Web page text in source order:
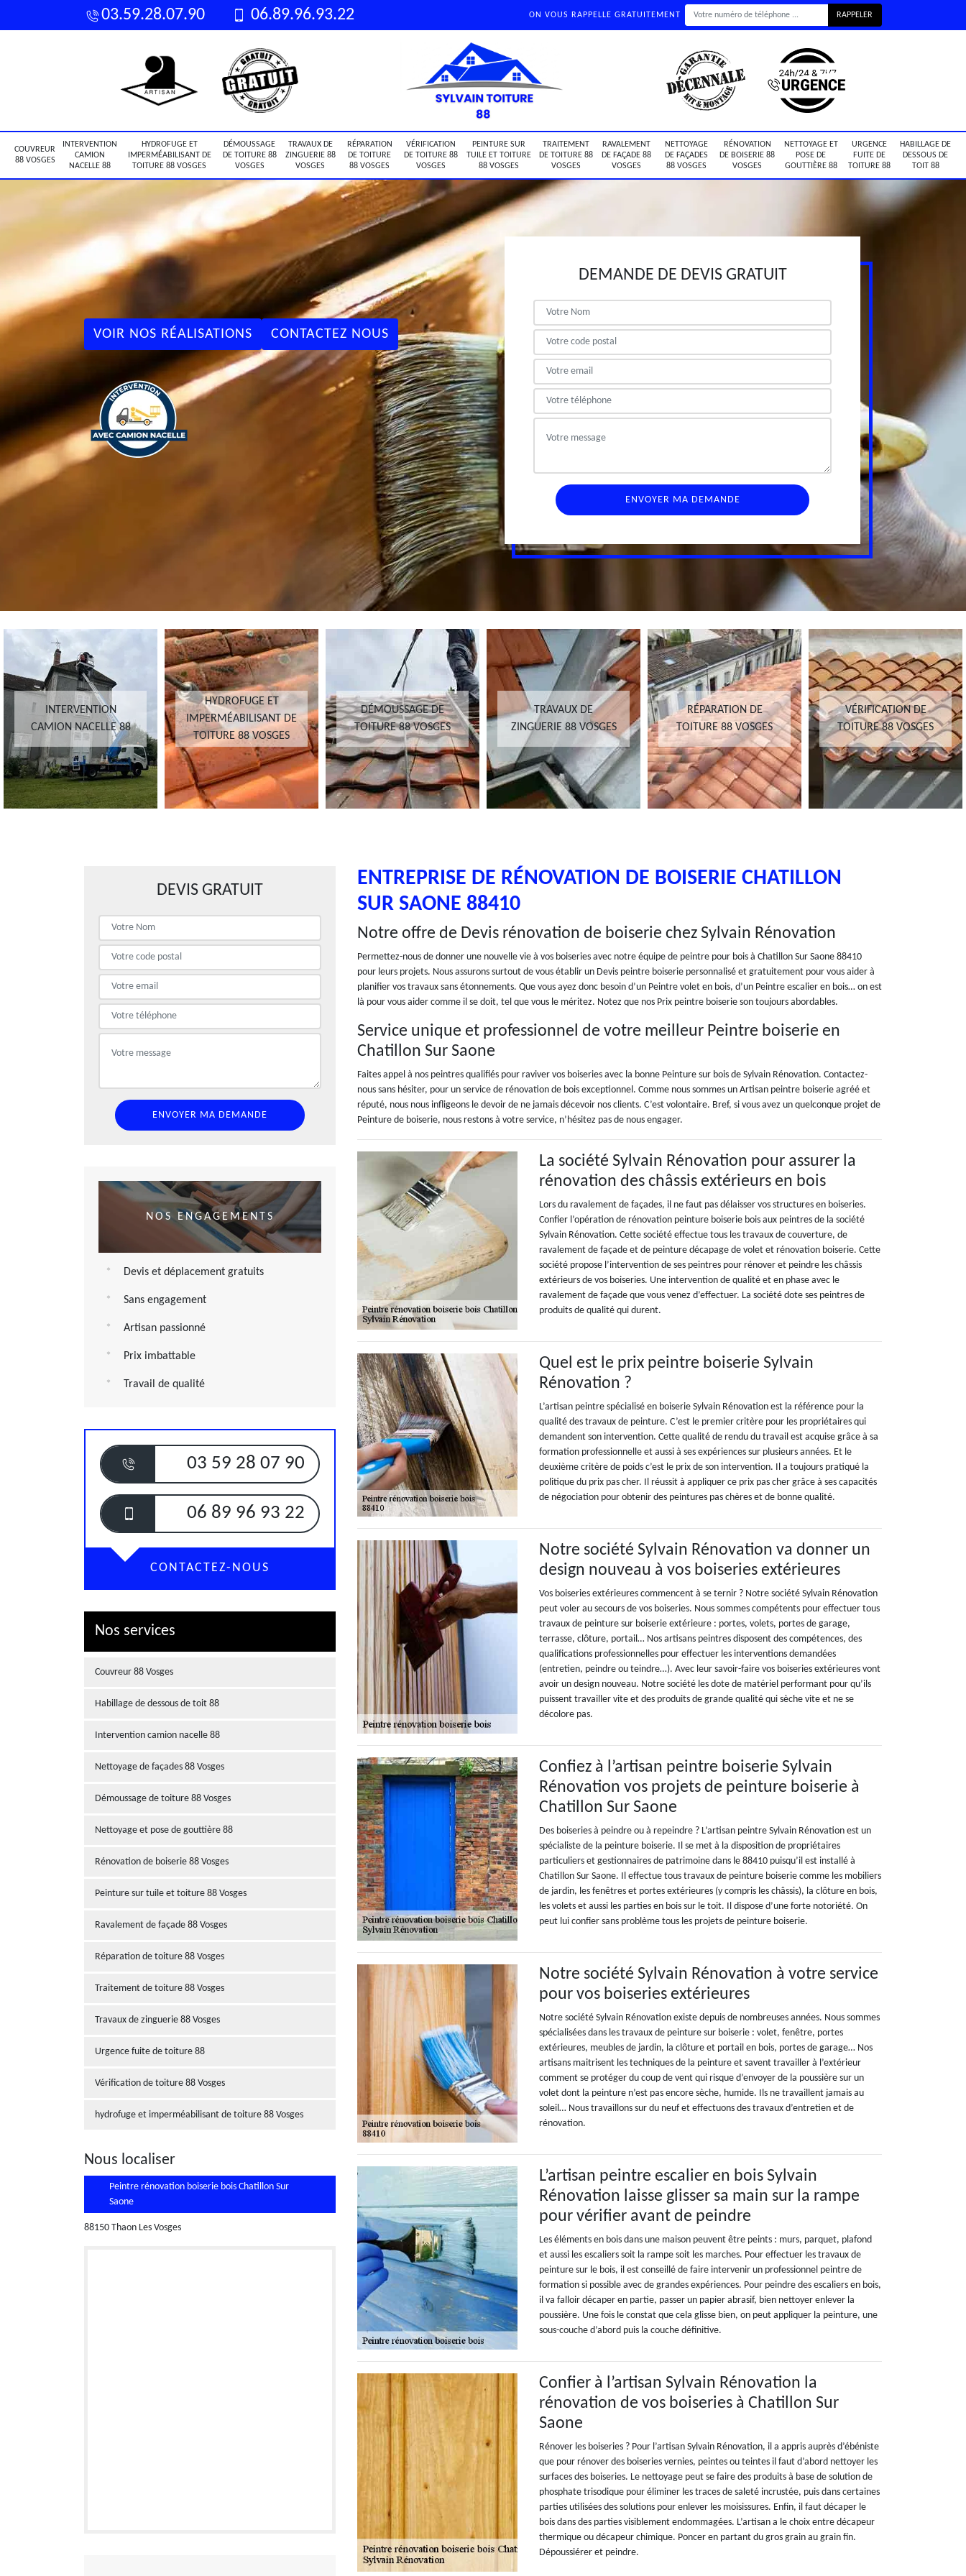
03.59.28.07.90 06.89.96.93.22 ON VOUS RAPPELLE GRATUITEMENT
COUVREUR
88 VOSGES
INTERVENTION
CAMION
NACELLE 88
HYDROFUGE ET
IMPERMÉABILISANT DE
TOITURE 88 VOSGES
DÉMOUSSAGE
DE TOITURE 88
VOSGES
TRAVAUX DE
ZINGUERIE 88
VOSGES
RÉPARATION
DE TOITURE
88 VOSGES
VÉRIFICATION
DE TOITURE 88
VOSGES
PEINTURE SUR
TUILE ET TOITURE
88 VOSGES
TRAITEMENT
DE TOITURE 88
VOSGES
RAVALEMENT
DE FAÇADE 88
VOSGES
NETTOYAGE
DE FAÇADES
88 VOSGES
RÉNOVATION
DE BOISERIE 88
VOSGES
NETTOYAGE ET
POSE DE
GOUTTIÈRE 88
URGENCE
FUITE DE
TOITURE 88
HABILLAGE DE
DESSOUS DE
TOIT 88
VOIR NOS RÉALISATIONS CONTACTEZ NOUS
DEMANDE DE DEVIS GRATUIT
INTERVENTION
CAMION NACELLE 88
HYDROFUGE ET
IMPERMÉABILISANT DE
TOITURE 88 VOSGES
DÉMOUSSAGE DE
TOITURE 88 VOSGES
TRAVAUX DE
ZINGUERIE 88 VOSGES
RÉPARATION DE
TOITURE 88 VOSGES
VÉRIFICATION DE
TOITURE 88 VOSGES
DEVIS GRATUIT
NOS ENGAGEMENTS
Devis et déplacement gratuits
Sans engagement
Artisan passionné
Prix imbattable
Travail de qualité
03 59 28 07 90
06 89 96 93 22
CONTACTEZ-NOUS
Nos services
Couvreur 88 Vosges
Habillage de dessous de toit 88
Intervention camion nacelle 88
Nettoyage de façades 88 Vosges
Démoussage de toiture 88 Vosges
Nettoyage et pose de gouttière 88
Rénovation de boiserie 88 Vosges
Peinture sur tuile et toiture 88 Vosges
Ravalement de façade 88 Vosges
Réparation de toiture 88 Vosges
Traitement de toiture 88 Vosges
Travaux de zinguerie 88 Vosges
Urgence fuite de toiture 88
Vérification de toiture 88 Vosges
hydrofuge et imperméabilisant de toiture 88 Vosges
Nous localiser
Peintre rénovation boiserie bois Chatillon Sur
Saone
88150 Thaon Les Vosges
ENTREPRISE DE RÉNOVATION DE BOISERIE CHATILLON
SUR SAONE 88410
Notre offre de Devis rénovation de boiserie chez Sylvain Rénovation
Permettez-nous de donner une nouvelle vie à vos boiseries avec notre équipe de peintre pour bois à Chatillon Sur Saone 88410
pour leurs projets. Nous assurons surtout de vous établir un Devis peintre boiserie personnalisé et gratuitement pour vous aider à
planifier vos travaux sans étonnements. Que vous ayez donc besoin d’un Peintre volet en bois, d’un Peintre escalier en bois… on est
là pour vous aider comme il se doit, tel que vous le méritez. Notez que nos Prix peintre boiserie son toujours abordables.
Service unique et professionnel de votre meilleur Peintre boiserie en
Chatillon Sur Saone
Faites appel à nos peintres qualifiés pour raviver vos boiseries avec la bonne Peinture sur bois de Sylvain Rénovation. Contactez-
nous sans hésiter, pour un service de rénovation de bois exceptionnel. Comme nous sommes un Artisan peintre boiserie agréé et
réputé, nous nous infligeons le devoir de ne jamais décevoir nos clients. C’est volontaire. Bref, si vous avez un quelconque projet de
Peinture de boiserie, nous restons à votre service, n’hésitez pas de nous engager.
La société Sylvain Rénovation pour assurer la
rénovation des châssis extérieurs en bois
Lors du ravalement de façades, il ne faut pas délaisser vos structures en boiseries.
Confier l’opération de rénovation peinture boiserie bois aux peintres de la société
Sylvain Rénovation. Cette société effectue tous les travaux de couverture, de
ravalement de façade et de peinture décapage de volet et rénovation boiserie. Cette
société propose l’intervention de ses peintres pour rénover et peindre les châssis
extérieurs de vos boiseries. Une intervention de qualité et en phase avec le
ravalement de façade que vous venez d’effectuer. La société dote ses peintres de
produits de qualité qui durent.
Quel est le prix peintre boiserie Sylvain
Rénovation ?
L’artisan peintre spécialisé en boiserie Sylvain Rénovation est la référence pour la
qualité des travaux de peinture. C’est le premier critère pour les propriétaires qui
demandent son intervention. Cette qualité de rendu du travail est acquise grâce à sa
formation professionnelle et aussi à ses expériences sur plusieurs années. Et le
deuxième critère de poids c’est le prix de son intervention. Il a toujours pratiqué la
politique du prix pas cher. Il réussit à appliquer ce prix pas cher grâce à ses capacités
de négociation pour obtenir des peintures pas chères et de bonne qualité.
Notre société Sylvain Rénovation va donner un
design nouveau à vos boiseries extérieures
Vos boiseries extérieures commencent à se ternir ? Notre société Sylvain Rénovation
peut voler au secours de vos boiseries. Nous sommes compétents pour effectuer tous
travaux de peinture sur boiserie extérieure : portes, volets, portes de garage,
terrasse, clôture, portail… Nos artisans peintres disposent des compétences, des
qualifications professionnelles pour effectuer les interventions demandées
(entretien, peindre ou teindre…). Avec leur savoir-faire vos boiseries extérieures vont
avoir un design nouveau. Notre société les dote de matériel performant pour qu’ils
puissent travailler vite et des produits de grande qualité qui sèche vite et ne se
décolore pas.
Confiez à l’artisan peintre boiserie Sylvain
Rénovation vos projets de peinture boiserie à
Chatillon Sur Saone
Des boiseries à peindre ou à repeindre ? L’artisan peintre Sylvain Rénovation est un
spécialiste de la peinture boiserie. Il se met à la disposition de propriétaires
particuliers et gestionnaires de patrimoine dans le 88410 puisqu’il est installé à
Chatillon Sur Saone. Il effectue tous travaux de peinture boiserie comme les mobiliers
de jardin, les fenêtres et portes extérieures (y compris les châssis), la clôture en bois,
les volets et aussi les parties en bois sur le toit. Il dispose d’une forte notoriété. On
peut lui confier sans problème tous les projets de peinture boiserie.
Notre société Sylvain Rénovation à votre service
pour vos boiseries extérieures
Notre société Sylvain Rénovation existe depuis de nombreuses années. Nous sommes
spécialisées dans les travaux de peinture sur boiserie : volet, fenêtre, portes
extérieures, meubles de jardin, la clôture et portail en bois, portes de garage… Nos
artisans maitrisent les techniques de la peinture et savent travailler à l’extérieur
comment se protéger du coup de vent qui risque d’envoyer de la poussière sur un
volet dont la peinture n’est pas encore sèche, humide. Ils ne travaillent jamais au
soleil… Nous travaillons sur du neuf et effectuons des travaux d’entretien et de
rénovation.
L’artisan peintre escalier en bois Sylvain
Rénovation laisse glisser sa main sur la rampe
pour vérifier avant de peindre
Les éléments en bois dans une maison peuvent être peints : murs, parquet, plafond
et aussi les escaliers soit la rampe soit les marches. Pour effectuer les travaux de
peinture sur le bois, il est conseillé de faire intervenir un professionnel peintre de
formation si possible avec de grandes expériences. Pour peindre des escaliers en bois,
il va falloir décaper en partie, passer un papier abrasif, bien nettoyer enlever la
poussière. Une fois le constat que cela glisse bien, on peut appliquer la peinture, une
sous-couche d’abord puis la couche définitive.
Confier à l’artisan Sylvain Rénovation la
rénovation de vos boiseries à Chatillon Sur
Saone
Rénover les boiseries ? Pour l’artisan Sylvain Rénovation, il a appris auprès d’ébéniste
que pour rénover des boiseries vernies, peintes ou teintes il faut d’abord nettoyer les
surfaces des boiseries. Le nettoyage peut se faire des produits à base de solution de
phosphate trisodique pour éliminer les traces de saleté incrustée, puis dans certaines
parties utilisées des solutions pour enlever les moisissures. Enfin, il faut décaper le
bois dans des parties visiblement endommagées. L’artisan a le choix entre décapeur
thermique ou décapeur chimique. Poncer en partant du gros grain au grain fin.
Dépoussiérer et peindre.